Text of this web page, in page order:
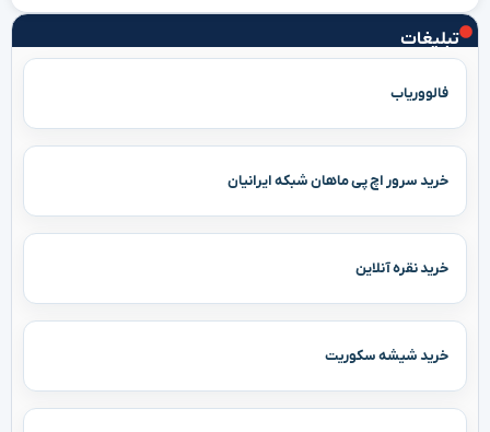
تبلیغات
فالووریاب
خرید سرور اچ پی ماهان شبکه ایرانیان
خرید نقره آنلاین
خرید شیشه سکوریت